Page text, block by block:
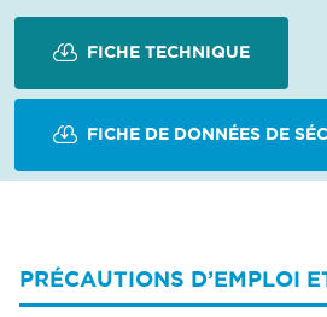
FICHE TECHNIQUE
FICHE DE DONNÉES DE
PRÉCAUTIONS D’EMPLOI